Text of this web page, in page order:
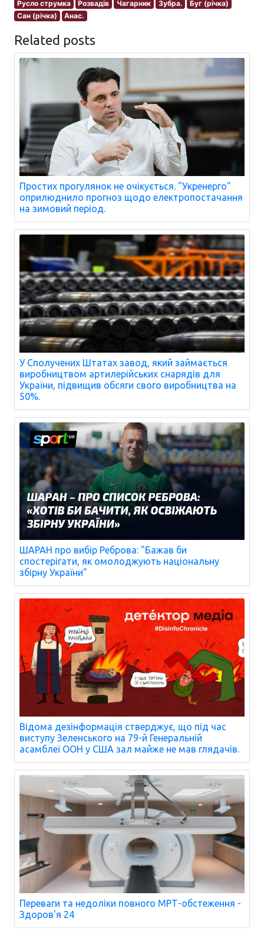
Русло струмка Розвадів Чагарник Зубра.
Буг (річка)
Сан (річка)
Анас.
Related posts
Простих прогулянок не очікується. "Укренерго"
оприлюднило прогноз щодо електропостачання
на зимовий період.
У Сполучених Штатах завод, який займається
виробництвом артилерійських снарядів для
України, підвищив обсяги свого виробництва на
50%.
ШАРАН про вибір Реброва: "Бажав би
спостерігати, як омолоджують національну
збірну України"
Відома дезінформація стверджує, що під час
виступу Зеленського на 79-й Генеральній
асамблеї ООН у США зал майже не мав глядачів.
Переваги та недоліки повного МРТ-обстеження -
Здоров'я 24